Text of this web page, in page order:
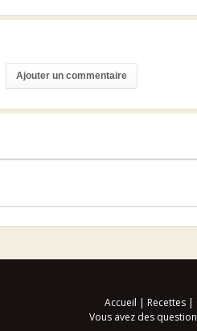
Ajouter un commentaire
Accueil | Recettes|
Vous avez des